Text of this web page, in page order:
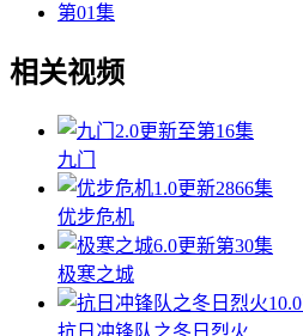
第01集
相关视频
2.0更新至第16集
九门
1.0更新2866集
优步危机
6.0更新第30集
极寒之城
10.0
抗日冲锋队之冬日烈火